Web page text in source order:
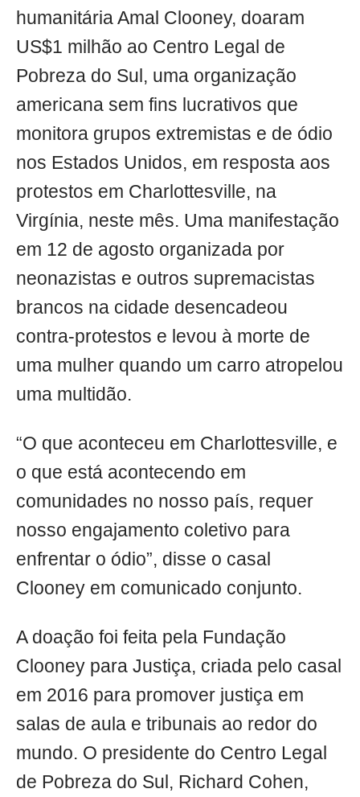
humanitária Amal Clooney, doaram
US$1 milhão ao Centro Legal de
Pobreza do Sul, uma organização
americana sem fins lucrativos que
monitora grupos extremistas e de ódio
nos Estados Unidos, em resposta aos
protestos em Charlottesville, na
Virgínia, neste mês. Uma manifestação
em 12 de agosto organizada por
neonazistas e outros supremacistas
brancos na cidade desencadeou
contra-protestos e levou à morte de
uma mulher quando um carro atropelou
uma multidão.
“O que aconteceu em Charlottesville, e
o que está acontecendo em
comunidades no nosso país, requer
nosso engajamento coletivo para
enfrentar o ódio”, disse o casal
Clooney em comunicado conjunto.
A doação foi feita pela Fundação
Clooney para Justiça, criada pelo casal
em 2016 para promover justiça em
salas de aula e tribunais ao redor do
mundo. O presidente do Centro Legal
de Pobreza do Sul, Richard Cohen,